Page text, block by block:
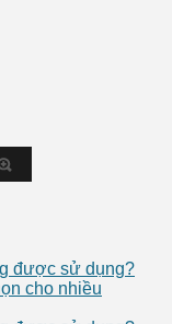
được sử dụng?
cho nhiều